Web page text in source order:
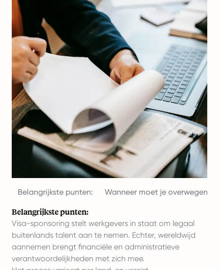
Belangrijkste punten: Wanneer moet je overwegen
Belangrijkste punten:
Visa-sponsoring stelt werkgevers in staat om legaal
buitenlands talent aan te nemen. Echter, wereldwijd
aannemen brengt financiële en administratieve
verantwoordelijkheden met zich mee.